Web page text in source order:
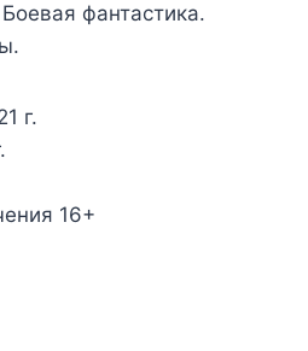
фантастика.
г.
16+